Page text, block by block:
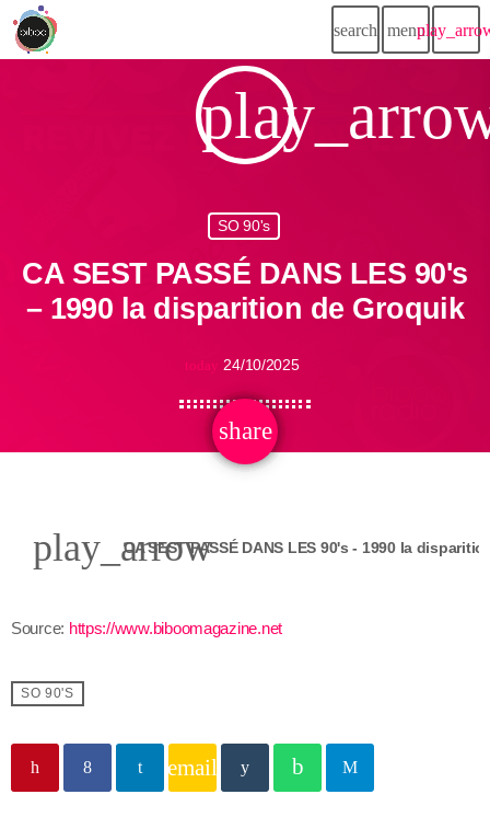
search menu
SO 90's
CA SEST PASSÉ DANS LES 90's
– 1990 la disparition de Groquik
today 24/10/2025
share
email
play_arrow
Source: https://www.biboomagazine.net
SO 90'S
email